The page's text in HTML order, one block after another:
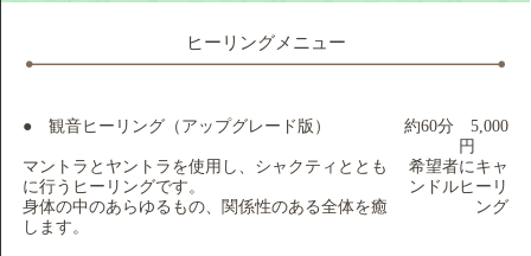
ヒーリングメニュー
● 観音ヒーリング（アップグレード版）
マントラとヤントラを使用し、シャクティととも
に行うヒーリングです。
身体の中のあらゆるもの、関係性のある全体を癒
します。
約60分 5,000
円
希望者にキャ
ンドルヒーリ
ング